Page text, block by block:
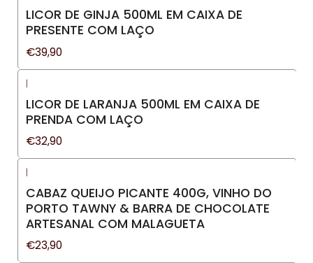
LICOR DE GINJA 500ML EM CAIXA DE
PRESENTE COM LAÇO
€39,90
|
LICOR DE LARANJA 500ML EM CAIXA DE
PRENDA COM LAÇO
€32,90
|
CABAZ QUEIJO PICANTE 400G, VINHO DO
PORTO TAWNY & BARRA DE CHOCOLATE
ARTESANAL COM MALAGUETA
€23,90